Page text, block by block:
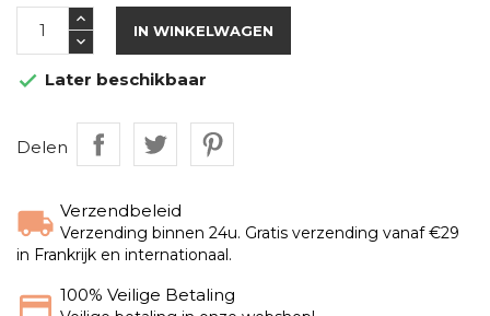
IN WINKELWAGEN
 Later beschikbaar
Delen
Verzendbeleid
Verzending binnen 24u. Gratis verzending vanaf €29
in Frankrijk en internationaal.
100% Veilige Betaling